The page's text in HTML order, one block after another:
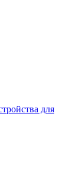
для